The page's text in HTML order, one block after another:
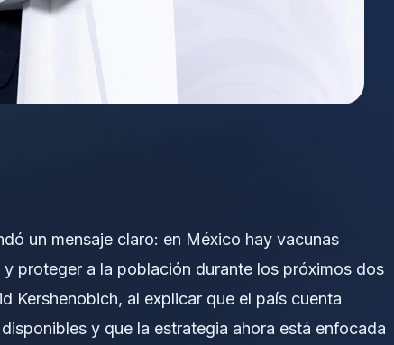
un mensaje claro: en México hay vacunas
proteger a la población durante los próximos dos
Kershenobich, al explicar que el país cuenta
y que la estrategia ahora está enfocada